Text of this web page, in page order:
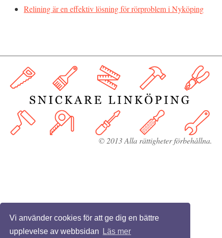
Vi använder cookies för att ge dig en bättre
upplevelse av webbsidan
Läs mer
Relining är en effektiv lösning för rörproblem i Nyköping
© 2013 Alla rättigheter förbehållna.